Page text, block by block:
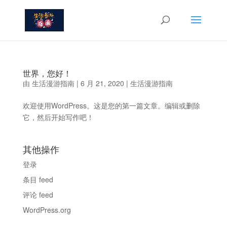
世界，您好！
由 生活漫游指南| 6 月 21, 2020 | 生活漫游指南
欢迎使用WordPress。这是您的第一篇文章。编辑或删除
它，然后开始写作吧！
其他操作
登录
条目 feed
评论 feed
WordPress.org